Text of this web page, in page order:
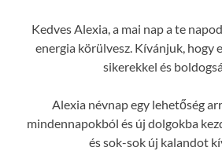
Kedves Alexia, a mai nap a te
energia körülvesz. Kívánjuk, hogy
sikerekkel és
Alexia névnap egy lehetőség
mindennapokból és új dolgokba
és sok-sok új kalandot